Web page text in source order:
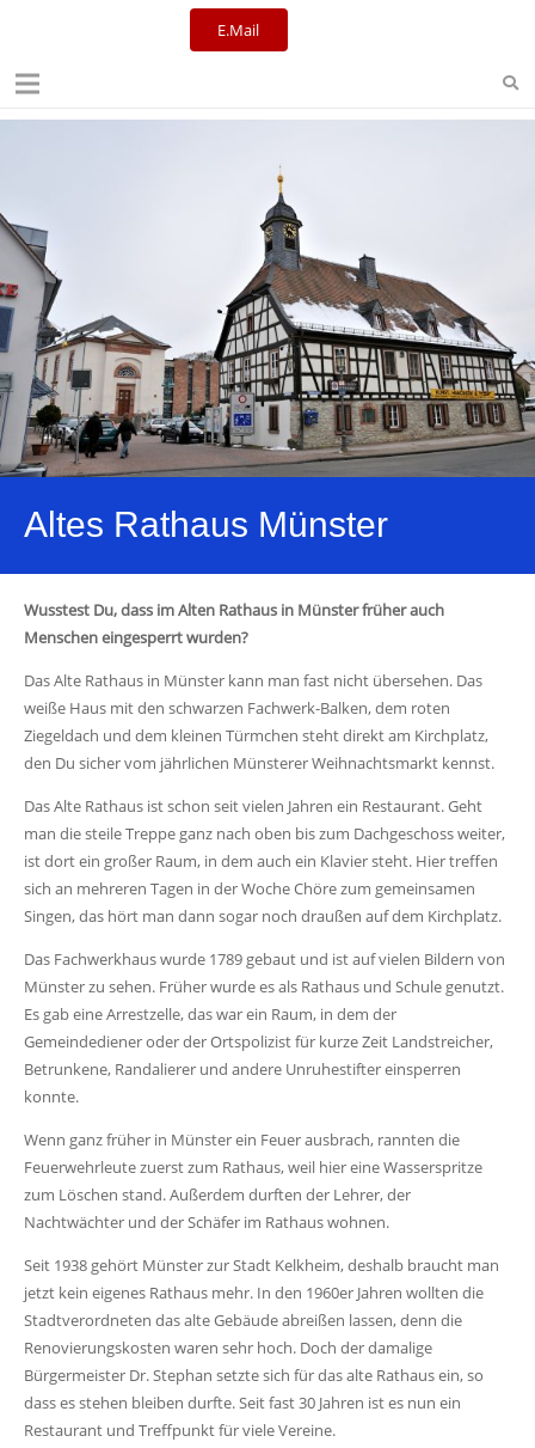
E.Mail
Altes Rathaus Münster
Wusstest Du, dass im Alten Rathaus in Münster früher auch
Menschen eingesperrt wurden?
Das Alte Rathaus in Münster kann man fast nicht übersehen. Das
weiße Haus mit den schwarzen Fachwerk-Balken, dem roten
Ziegeldach und dem kleinen Türmchen steht direkt am Kirchplatz,
den Du sicher vom jährlichen Münsterer Weihnachtsmarkt kennst.
Das Alte Rathaus ist schon seit vielen Jahren ein Restaurant. Geht
man die steile Treppe ganz nach oben bis zum Dachgeschoss weiter,
ist dort ein großer Raum, in dem auch ein Klavier steht. Hier treffen
sich an mehreren Tagen in der Woche Chöre zum gemeinsamen
Singen, das hört man dann sogar noch draußen auf dem Kirchplatz.
Das Fachwerkhaus wurde 1789 gebaut und ist auf vielen Bildern von
Münster zu sehen. Früher wurde es als Rathaus und Schule genutzt.
Es gab eine Arrestzelle, das war ein Raum, in dem der
Gemeindediener oder der Ortspolizist für kurze Zeit Landstreicher,
Betrunkene, Randalierer und andere Unruhestifter einsperren
konnte.
Wenn ganz früher in Münster ein Feuer ausbrach, rannten die
Feuerwehrleute zuerst zum Rathaus, weil hier eine Wasserspritze
zum Löschen stand. Außerdem durften der Lehrer, der
Nachtwächter und der Schäfer im Rathaus wohnen.
Seit 1938 gehört Münster zur Stadt Kelkheim, deshalb braucht man
jetzt kein eigenes Rathaus mehr. In den 1960er Jahren wollten die
Stadtverordneten das alte Gebäude abreißen lassen, denn die
Renovierungskosten waren sehr hoch. Doch der damalige
Bürgermeister Dr. Stephan setzte sich für das alte Rathaus ein, so
dass es stehen bleiben durfte. Seit fast 30 Jahren ist es nun ein
Restaurant und Treffpunkt für viele Vereine.